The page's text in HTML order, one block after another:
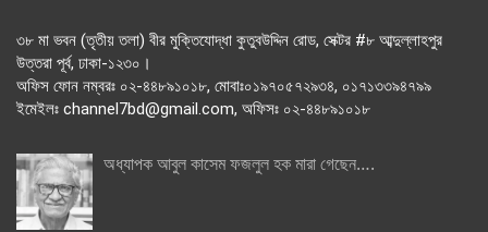
৩৮ মা ভবন (তৃতীয় তলা) বীর মুক্তিযোদ্ধা কুতুবউদ্দিন রোড, সেক্টর #৮ আব্দুল্লাহপুর
উত্তরা পূর্ব, ঢাকা-১২৩০।
অফিস ফোন নম্বরঃ ০২-৪৪৮৯১০১৮, মোবাঃ০১৯৭০৫৭২৯৩৪, ০১৭১৩৩৯৪৭৯৯
ইমেইলঃ channel7bd@gmail.com, অফিসঃ ০২-৪৪৮৯১০১৮
অধ্যাপক আবুল কাসেম ফজলুল হক মারা গেছেন….